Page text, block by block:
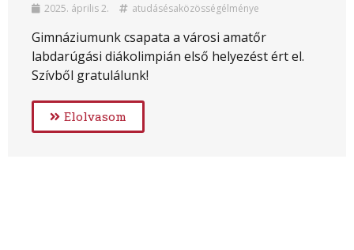
2025. április 2. atudásésaközösségélménye
Gimnáziumunk csapata a városi amatőr
labdarúgási diákolimpián első helyezést ért el.
Szívből gratulálunk!
Elolvasom